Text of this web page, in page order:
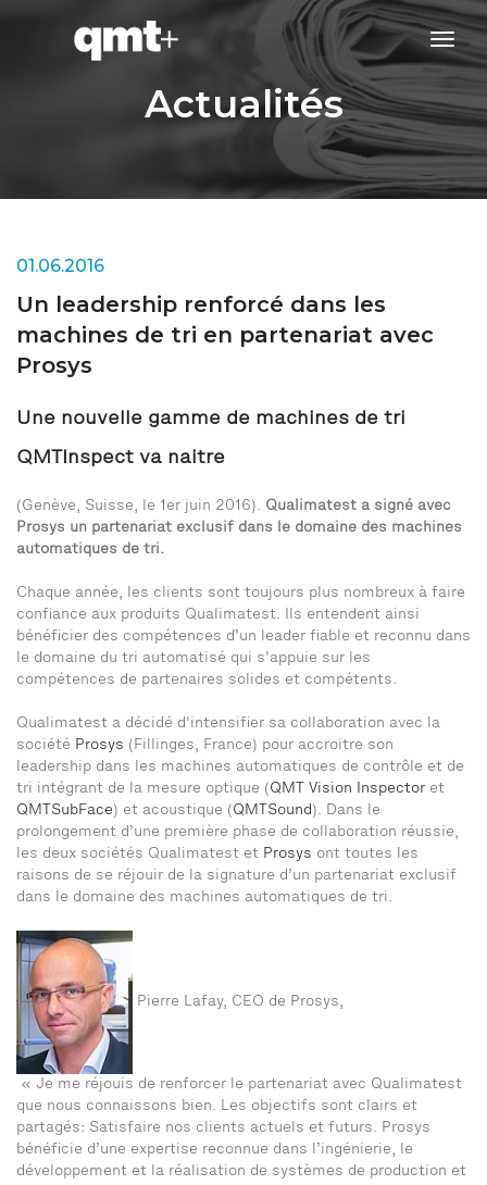
Actualités
01.06.2016
Un leadership renforcé dans les
machines de tri en partenariat avec
Prosys
Une nouvelle gamme de machines de tri
QMTInspect va naitre
(Genève, Suisse, le 1er juin 2016). Qualimatest a signé avec
Prosys un partenariat exclusif dans le domaine des machines
automatiques de tri.
Chaque année, les clients sont toujours plus nombreux à faire
confiance aux produits Qualimatest. Ils entendent ainsi
bénéficier des compétences d’un leader fiable et reconnu dans
le domaine du tri automatisé qui s'appuie sur les
compétences de partenaires solides et compétents.
Qualimatest a décidé d'intensifier sa collaboration avec la
société Prosys (Fillinges, France) pour accroitre son
leadership dans les machines automatiques de contrôle et de
tri intégrant de la mesure optique ( QMT Vision Inspector et
QMTSubFace) et acoustique ( QMTSound). Dans le
prolongement d’une première phase de collaboration réussie,
les deux sociétés Qualimatest et Prosys ont toutes les
raisons de se réjouir de la signature d’un partenariat exclusif
dans le domaine des machines automatiques de tri.
Pierre Lafay, CEO de Prosys,
« Je me réjouis de renforcer le partenariat avec Qualimatest
que nous connaissons bien. Les objectifs sont clairs et
partagés: Satisfaire nos clients actuels et futurs. Prosys
bénéficie d’une expertise reconnue dans l’ingénierie, le
développement et la réalisation de systèmes de production et